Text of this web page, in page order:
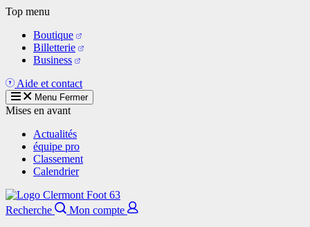
Aller
contenu
principal
Top menu
Boutique
Billetterie
Business
Aide et contact
Menu Fermer
Mises en avant
Actualités
équipe pro
Classement
Calendrier
Recherche
Mon compte